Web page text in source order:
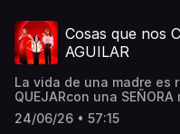
Cosas que nos
AGUILAR
La vida de una madre es
QUEJARcon una
Hosted on Acast. See
information.
24/06/26 • 57:15